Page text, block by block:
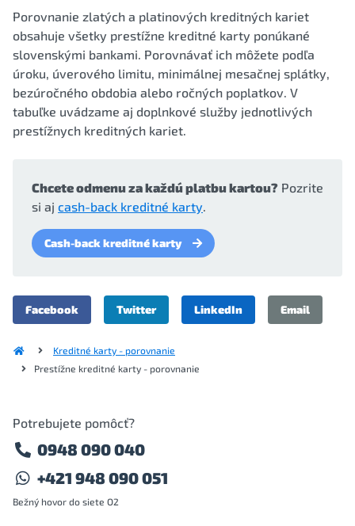
Porovnanie zlatých a platinových kreditných kariet
obsahuje všetky prestížne kreditné karty ponúkané
slovenskými bankami. Porovnávať ich môžete podľa
úroku, úverového limitu, minimálnej mesačnej splátky,
bezúročného obdobia alebo ročných poplatkov. V
tabuľke uvádzame aj doplnkové služby jednotlivých
prestížnych kreditných kariet.
Chcete odmenu za každú platbu kartou? Pozrite
si aj cash-back kreditné karty.
Cash-back kreditné karty
Facebook Twitter LinkedIn Email
Kreditné karty - porovnanie
Prestížne kreditné karty - porovnanie
Potrebujete pomôcť?
0948 090 040
+421 948 090 051
Bežný hovor do siete O2